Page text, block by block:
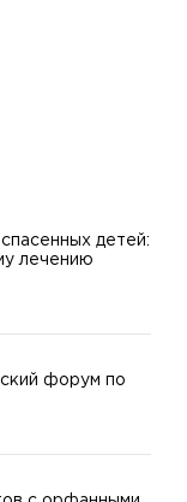
детей:
лечению
форум по